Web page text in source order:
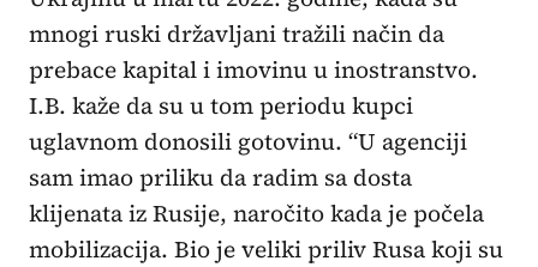
mnogi ruski državljani tražili način da
prebace kapital i imovinu u inostranstvo.
I.B. kaže da su u tom periodu kupci
uglavnom donosili gotovinu. “U agenciji
sam imao priliku da radim sa dosta
klijenata iz Rusije, naročito kada je počela
mobilizacija. Bio je veliki priliv Rusa koji su